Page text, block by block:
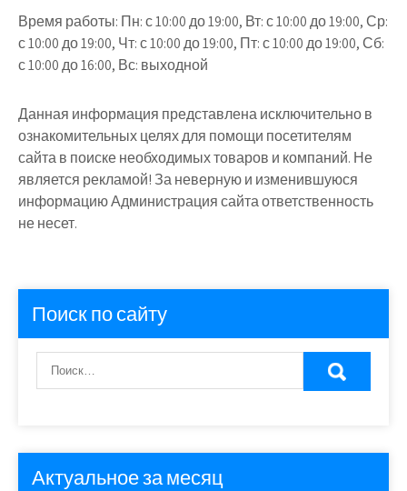
Время работы: Пн: с 10:00 до 19:00, Вт: с 10:00 до 19:00, Ср:
с 10:00 до 19:00, Чт: с 10:00 до 19:00, Пт: с 10:00 до 19:00, Сб:
с 10:00 до 16:00, Вс: выходной
Данная информация представлена исключительно в
ознакомительных целях для помощи посетителям
сайта в поиске необходимых товаров и компаний. Не
является рекламой! За неверную и изменившуюся
информацию Администрация сайта ответственность
не несет.
Поиск по сайту
Актуальное за месяц